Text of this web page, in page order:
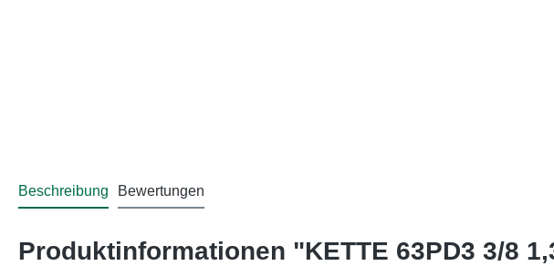
Beschreibung Bewertungen
Produktinformationen "KETTE 63PD3 3/8